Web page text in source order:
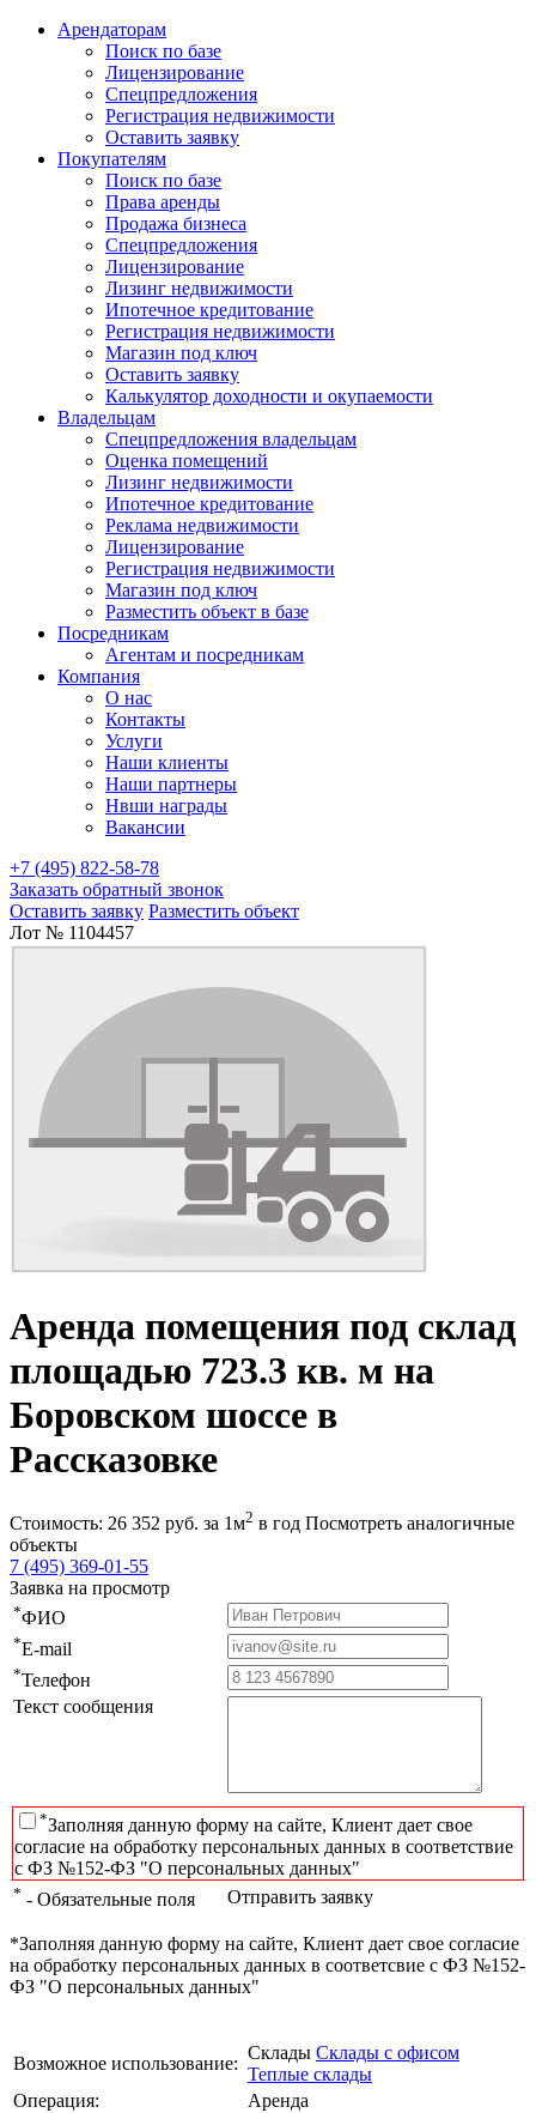
Арендаторам
Поиск по базе
Лицензирование
Спецпредложения
Регистрация недвижимости
Оставить заявку
Покупателям
Поиск по базе
Права аренды
Продажа бизнеса
Спецпредложения
Лицензирование
Лизинг недвижимости
Ипотечное кредитование
Регистрация недвижимости
Магазин под ключ
Оставить заявку
Калькулятор доходности и окупаемости
Владельцам
Спецпредложения владельцам
Оценка помещений
Лизинг недвижимости
Ипотечное кредитование
Реклама недвижимости
Лицензирование
Регистрация недвижимости
Магазин под ключ
Разместить объект в базе
Посредникам
Агентам и посредникам
Компания
О нас
Контакты
Услуги
Наши клиенты
Наши партнеры
Нвши награды
Вакансии
+7 (495) 822-58-78
Заказать обратный звонок
Оставить заявку Разместить объект
Лот № 1104457
Аренда помещения под склад
площадью 723.3 кв. м на
Боровском шоссе в
Рассказовке
Стоимость: 26 352 руб. за 1м2 в год Посмотреть аналогичные
объекты
7 (495) 369-01-55
Заявка на просмотр
*ФИО
*E-mail
*Телефон
Текст сообщения
*Заполняя данную форму на сайте, Клиент дает свое
согласие на обработку персональных данных в соответствие
с ФЗ №152-ФЗ "О персональных данных"
* - Обязательные поля Отправить заявку
*Заполняя данную форму на сайте, Клиент дает свое согласие
на обработку персональных данных в соответсвие с ФЗ №152-
ФЗ "О персональных данных"
Возможное использование:
Склады Склады с офисом
Теплые склады
Операция:
Аренда